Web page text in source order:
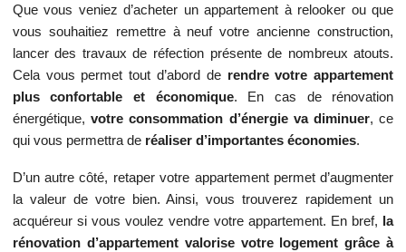
Que vous veniez d’acheter un appartement à relooker ou que
vous souhaitiez remettre à neuf votre ancienne construction,
lancer des travaux de réfection présente de nombreux atouts.
Cela vous permet tout d’abord de rendre votre appartement
plus confortable et économique. En cas de rénovation
énergétique,votre consommation d’énergie va diminuer, ce
qui vous permettra de réaliser d’importantes économies.
D’un autre côté, retaper votre appartement permet d’augmenter
la valeur de votre bien. Ainsi, vous trouverez rapidement un
acquéreur si vous voulez vendre votre appartement. En bref, la
rénovation d’appartement valorise votre logement grâce à